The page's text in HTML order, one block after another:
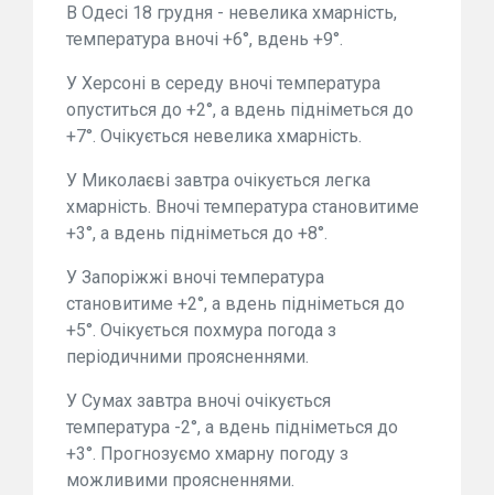
В Одесі 18 грудня - невелика хмарність,
температура вночі +6°, вдень +9°.
У Херсоні в середу вночі температура
опуститься до +2°, а вдень підніметься до
+7°. Очікується невелика хмарність.
У Миколаєві завтра очікується легка
хмарність. Вночі температура становитиме
+3°, а вдень підніметься до +8°.
У Запоріжжі вночі температура
становитиме +2°, а вдень підніметься до
+5°. Очікується похмура погода з
періодичними проясненнями.
У Сумах завтра вночі очікується
температура -2°, а вдень підніметься до
+3°. Прогнозуємо хмарну погоду з
можливими проясненнями.